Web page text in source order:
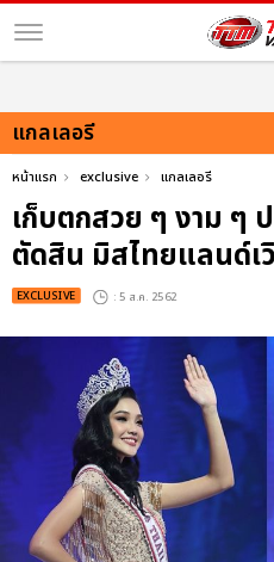
แกลเลอรี
หน้าแรก exclusive แกลเลอรี
เก็บตกสวย ๆ งาม ๆ
ตัดสิน มิสไทยแลนด์เ
EXCLUSIVE : 5 ส.ค. 2562